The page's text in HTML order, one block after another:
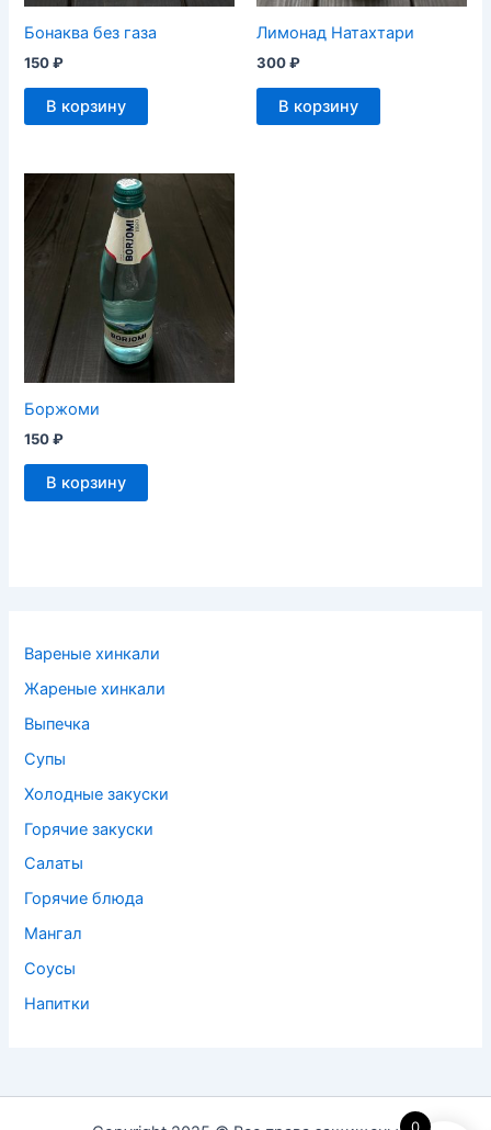
Вареные хинкали
Жареные хинкали
Выпечка
Супы
Холодные закуски
Горячие закуски
Салаты
Горячие блюда
Мангал
Соусы
Напитки
Бонаква без газа
150₽
В корзину
Лимонад Натахтари
300₽
В корзину
Боржоми
150₽
В корзину